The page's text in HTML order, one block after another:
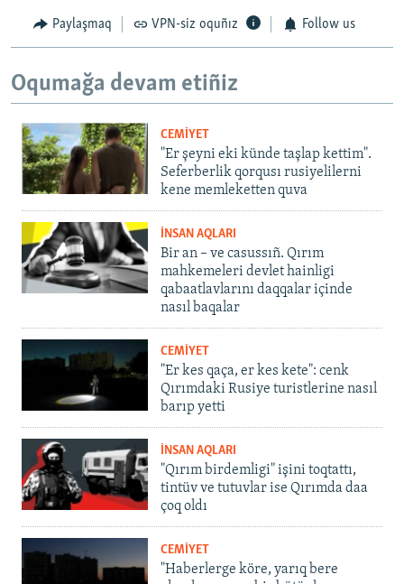
Paylaşmaq VPN-siz oquñız Follow us
Oqumağa devam etiñiz
CEMİYET
"Er şeyni eki künde taşlap kettim".
Seferberlik qorqusı rusiyelilerni
kene memleketten quva
İNSAN AQLARI
Bir an – ve casussıñ. Qırım
mahkemeleri devlet hainligi
qabaatlavlarını daqqalar içinde
nasıl baqalar
CEMİYET
"Er kes qaça, er kes kete": cenk
Qırımdaki Rusiye turistlerine nasıl
barıp yetti
İNSAN AQLARI
"Qırım birdemligi" işini toqtattı,
tintüv ve tutuvlar ise Qırımda daa
çoq oldı
CEMİYET
"Haberlerge köre, yarıq bere